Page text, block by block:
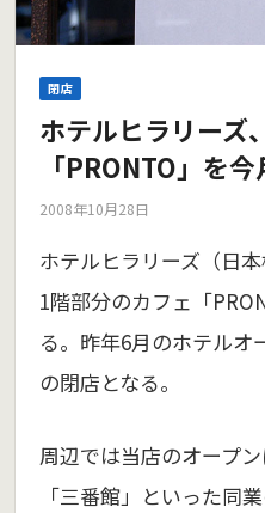
閉店
ホテルヒラリーズ
「PRONTO」を
2008年10月28日
ホテルヒラリーズ（日
1階部分のカフェ「
る。昨年6月のホテルオ
の閉店となる。
周辺では当店のオープ
「三番館」といった同